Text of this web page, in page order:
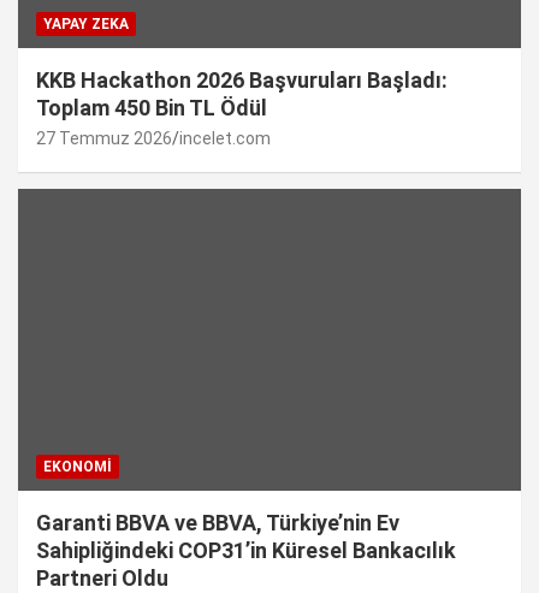
YAPAY ZEKA
KKB Hackathon 2026 Başvuruları Başladı:
Toplam 450 Bin TL Ödül
27 Temmuz 2026 incelet.com
EKONOMI
Garanti BBVA ve BBVA, Türkiye’nin Ev
Sahipliğindeki COP31’in Küresel Bankacılık
Partneri Oldu